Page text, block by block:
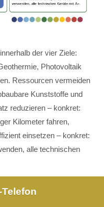
der vier Ziele:
Photovoltaik
Ressourcen vermeiden
Kunststoffe und
reduzieren – konkret:
Kilometer fahren,
einsetzen – konkret:
alle technischen